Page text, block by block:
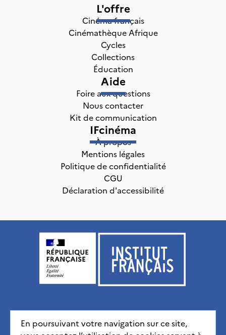
En poursuivant votre navigation sur ce site,
L'offre
Cinéma français
Cinémathèque Afrique
Cycles
Collections
Éducation
Aide
Foire aux questions
Nous contacter
Kit de communication
IFcinéma
À propos
Mentions légales
Politique de confidentialité
CGU
Déclaration d'accessibilité
Institut français, tous droits réservés 2026